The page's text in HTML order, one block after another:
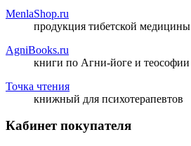
MenlaShop.ru
продукция тибетской медицины
AgniBooks.ru
книги по Агни-йоге и теософии
Точка чтения
книжный для психотерапевтов
Кабинет покупателя